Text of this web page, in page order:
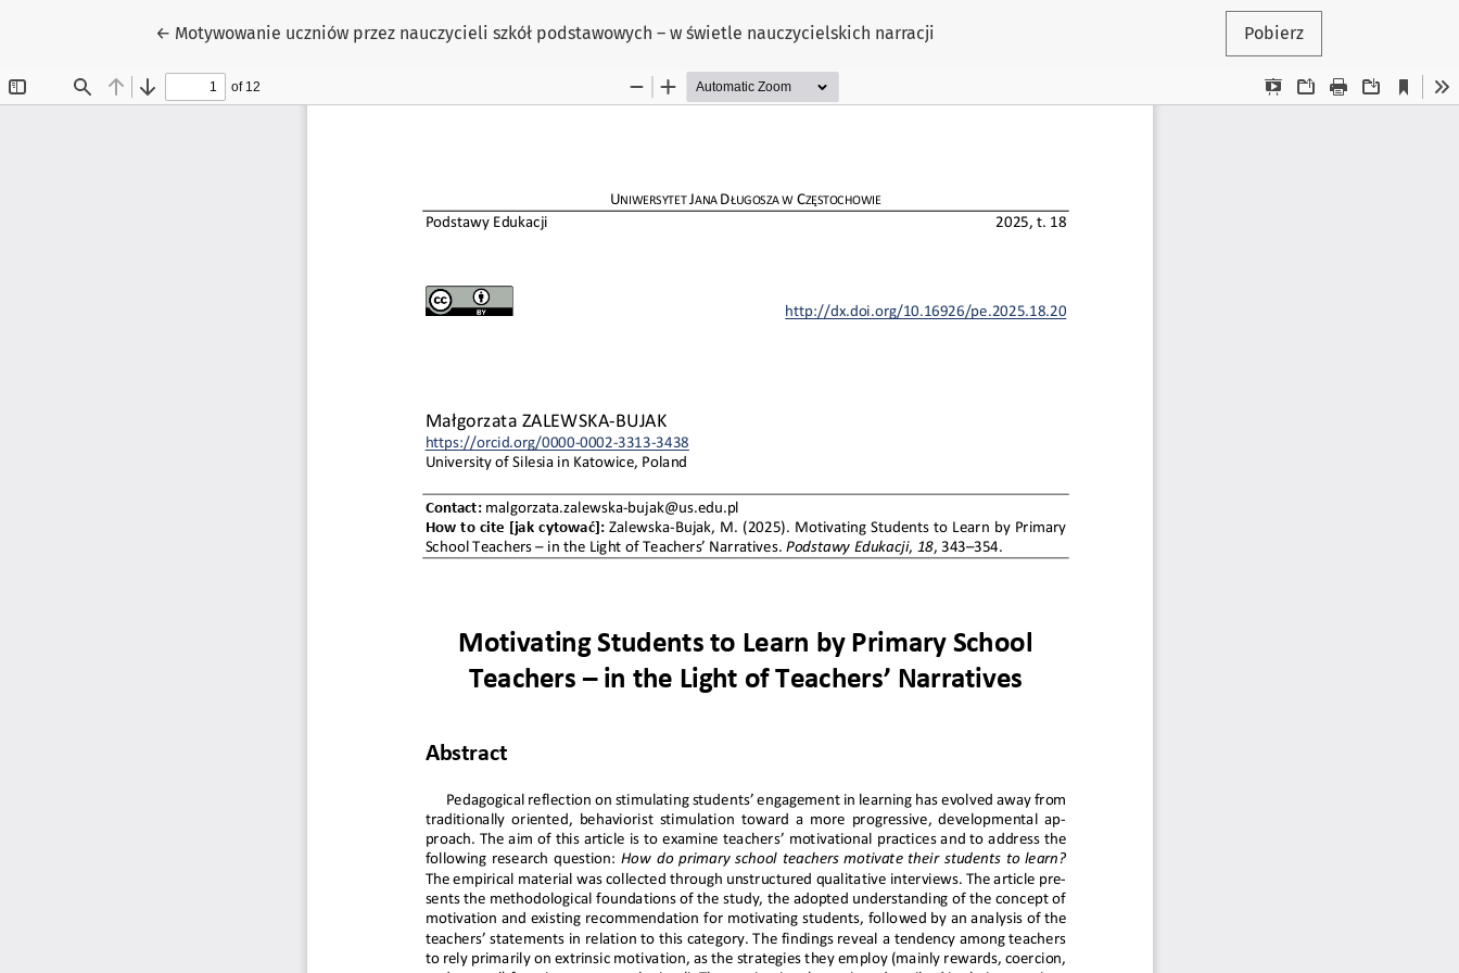
← Wróć do szczegółów artykułu
Motywowanie uczniów przez nauczycieli szkół podstawowych – w świetle nauczycielskich narracji Pobierz